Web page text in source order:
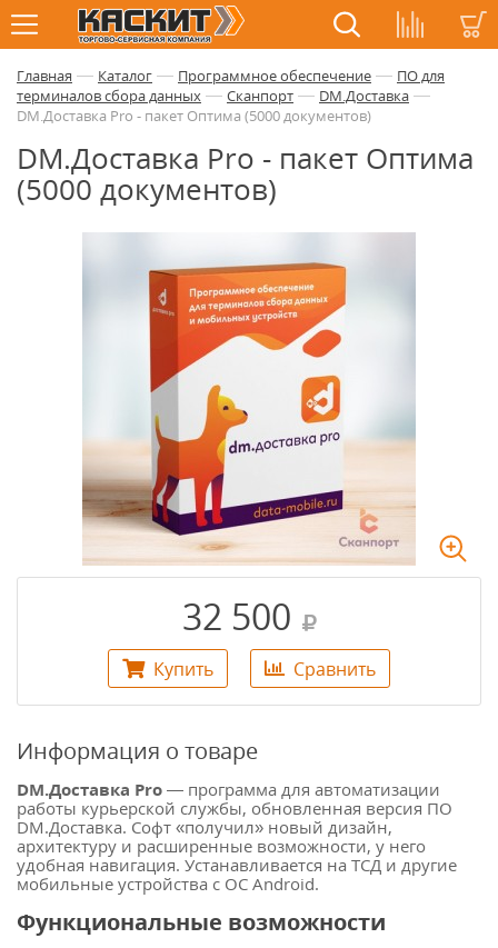
Главная — Каталог — Программное обеспечение — ПО для
терминалов сбора данных — Сканпорт — DM.Доставка —
DM.Доставка Pro - пакет Оптима (5000 документов)
DM.Доставка Pro - пакет Оптима
(5000 документов)
32 500
Купить Сравнить
Информация о товаре
DM.Доставка Pro — программа для автоматизации
работы курьерской службы, обновленная версия ПО
DM.Доставка. Софт «получил» новый дизайн,
архитектуру и расширенные возможности, у него
удобная навигация. Устанавливается на ТСД и другие
мобильные устройства с ОС Android.
Функциональные возможности